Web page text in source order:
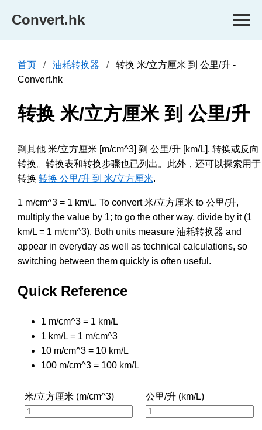
Convert.hk
首页 油耗转换器
转换 米/立方厘米 到 公里/升 -
Convert.hk
转换 米/立方厘米 到 公里/升
到其他 米/立方厘米 [m/cm^3] 到 公里/升 [km/L], 转换或反向
转换。转换表和转换步骤也已列出。此外，还可以探索用于
转换 转换 公里/升 到 米/立方厘米.
1 m/cm^3 = 1 km/L. To convert 米/立方厘米 to 公里/升,
multiply the value by 1; to go the other way, divide by it (1
km/L = 1 m/cm^3). Both units measure 油耗转换器 and
appear in everyday as well as technical calculations, so
switching between them quickly is often useful.
Quick Reference
1 m/cm^3 = 1 km/L
1 km/L = 1 m/cm^3
10 m/cm^3 = 10 km/L
100 m/cm^3 = 100 km/L
米/立方厘米 (m/cm^3) 公里/升 (km/L)